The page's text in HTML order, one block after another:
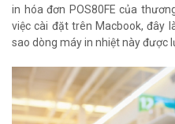
in hóa đơn POS80FE của
việc cài đặt trên Macbook, đây
sao dòng máy in nhiệt này được